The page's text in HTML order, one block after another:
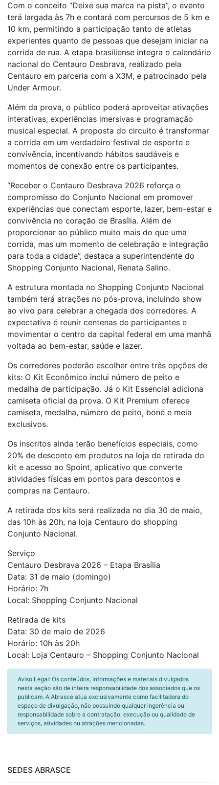
Com o conceito “Deixe sua marca na pista”, o evento
terá largada às 7h e contará com percursos de 5 km e
10 km, permitindo a participação tanto de atletas
experientes quanto de pessoas que desejam iniciar na
corrida de rua. A etapa brasiliense integra o calendário
nacional do Centauro Desbrava, realizado pela
Centauro em parceria com a X3M, e patrocinado pela
Under Armour.
Além da prova, o público poderá aproveitar ativações
interativas, experiências imersivas e programação
musical especial. A proposta do circuito é transformar
a corrida em um verdadeiro festival de esporte e
convivência, incentivando hábitos saudáveis e
momentos de conexão entre os participantes.
“Receber o Centauro Desbrava 2026 reforça o
compromisso do Conjunto Nacional em promover
experiências que conectam esporte, lazer, bem-estar e
convivência no coração de Brasília. Além de
proporcionar ao público muito mais do que uma
corrida, mas um momento de celebração e integração
para toda a cidade”, destaca a superintendente do
Shopping Conjunto Nacional, Renata Salino.
A estrutura montada no Shopping Conjunto Nacional
também terá atrações no pós-prova, incluindo show
ao vivo para celebrar a chegada dos corredores. A
expectativa é reunir centenas de participantes e
movimentar o centro da capital federal em uma manhã
voltada ao bem-estar, saúde e lazer.
Os corredores poderão escolher entre três opções de
kits: O Kit Econômico inclui número de peito e
medalha de participação. Já o Kit Essencial adiciona
camiseta oficial da prova. O Kit Premium oferece
camiseta, medalha, número de peito, boné e meia
exclusivos.
Os inscritos ainda terão benefícios especiais, como
20% de desconto em produtos na loja de retirada do
kit e acesso ao Spoint, aplicativo que converte
atividades físicas em pontos para descontos e
compras na Centauro.
A retirada dos kits será realizada no dia 30 de maio,
das 10h às 20h, na loja Centauro do shopping
Conjunto Nacional.
Serviço
Centauro Desbrava 2026 – Etapa Brasília
Data: 31 de maio (domingo)
Horário: 7h
Local: Shopping Conjunto Nacional
Retirada de kits
Data: 30 de maio de 2026
Horário: 10h às 20h
Local: Loja Centauro – Shopping Conjunto Nacional
Aviso Legal: Os conteúdos, informações e materiais divulgados
nesta seção são de inteira responsabilidade dos associados que os
publicam. A Abrasce atua exclusivamente como facilitadora do
espaço de divulgação, não possuindo qualquer ingerência ou
responsabilidade sobre a contratação, execução ou qualidade de
serviços, atividades ou atrações mencionadas.
SEDES ABRASCE